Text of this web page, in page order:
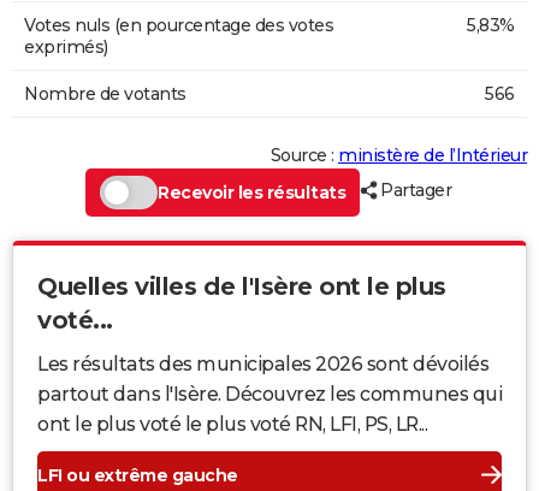
Votes nuls (en pourcentage des votes
exprimés)
5,83%
Nombre de votants 566
Source : ministère de l’Intérieur
Recevoir les résultats
Partager
Quelles villes de l'Isère ont le plus
voté...
Les résultats des municipales 2026 sont dévoilés
partout dans l'Isère. Découvrez les communes qui
ont le plus voté le plus voté RN, LFI, PS, LR...
LFI ou extrême gauche